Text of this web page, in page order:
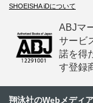
SHOEISHA iDについて
ABJマ
サービ
諾を得
す登録
翔泳社のWebメディア